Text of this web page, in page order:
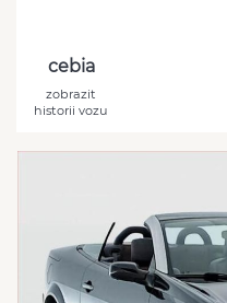
cebia
zobrazit
historii vozu